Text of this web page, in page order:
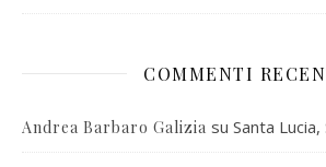
COMMENTI
Andrea Barbaro Galizia su Santa Lucia,